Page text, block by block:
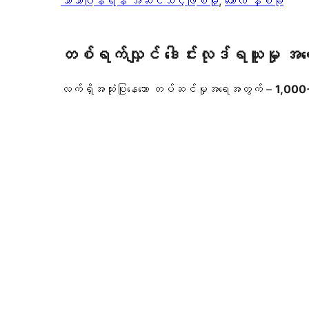
တစ်ရက်လျှင် ဒေါင်းလုဒ်ရယူမှု
လက်ရှိအသုံးပြုနေသော တပ်ဆင်မှုအရေအတွက် –